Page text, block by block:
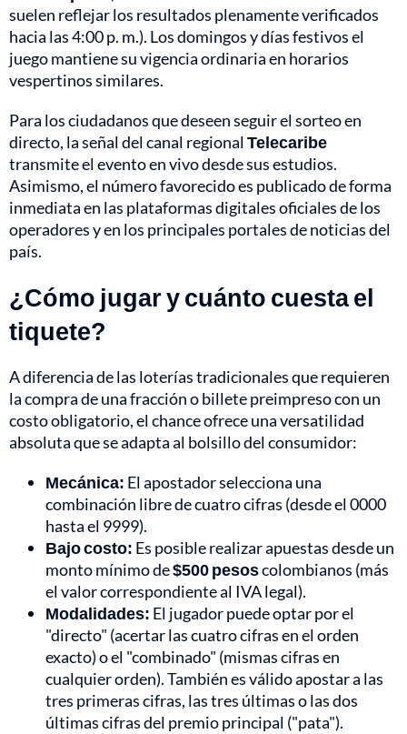
suelen reflejar los resultados plenamente verificados
hacia las 4:00 p. m.). Los domingos y días festivos el
juego mantiene su vigencia ordinaria en horarios
vespertinos similares.
Para los ciudadanos que deseen seguir el sorteo en
directo, la señal del canal regionalTelecaribe
transmite el evento en vivo desde sus estudios.
Asimismo, el número favorecido es publicado de forma
inmediata en las plataformas digitales oficiales de los
operadores y en los principales portales de noticias del
país.
¿Cómo jugar y cuánto cuesta el
tiquete?
A diferencia de las loterías tradicionales que requieren
la compra de una fracción o billete preimpreso con un
costo obligatorio, el chance ofrece una versatilidad
absoluta que se adapta al bolsillo del consumidor:
Mecánica: El apostador selecciona una
combinación libre de cuatro cifras (desde el 0000
hasta el 9999).
Bajo costo: Es posible realizar apuestas desde un
monto mínimo de$500 pesoscolombianos (más
el valor correspondiente al IVA legal).
Modalidades: El jugador puede optar por el
"directo" (acertar las cuatro cifras en el orden
exacto) o el "combinado" (mismas cifras en
cualquier orden). También es válido apostar a las
tres primeras cifras, las tres últimas o las dos
últimas cifras del premio principal ("pata").